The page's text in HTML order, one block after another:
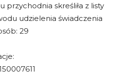
przychodnia skreśliła z listy
udzielenia świadczenia
29